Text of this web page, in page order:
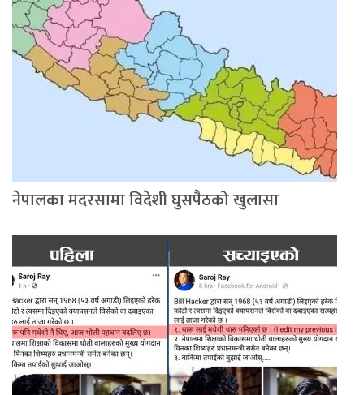
नेपालका मदरसामा विदेशी घुसपैठको खुलासा